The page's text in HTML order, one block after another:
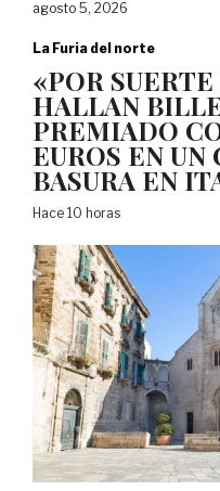
agosto 5, 2026
La Furia del norte
«POR
HALLAN
PREMIADO
EUROS EN
BASURA EN
Hace 10 horas